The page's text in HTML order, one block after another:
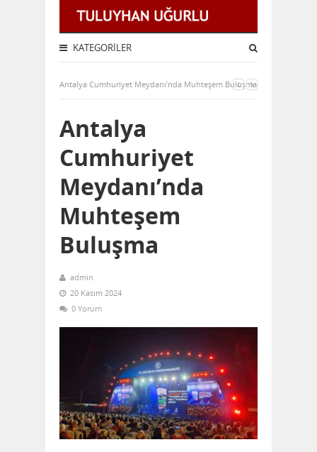
KATEGORILER
Antalya Cumhuriyet Meydanı’nda Muhteşem Buluşma
Antalya
Cumhuriyet
Meydanı’nda
Muhteşem
Buluşma
admin
20 Kasım 2024
0 Yorum